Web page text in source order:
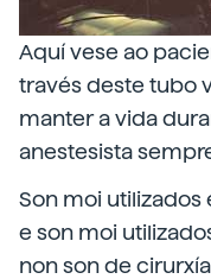
Aquí vese ao
través deste tubo
manter a vida
anestesista
Son moi utilizados
e son moi
non son de